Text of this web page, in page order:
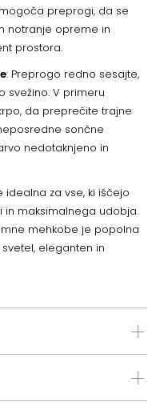
preprogi, da se
notranje opreme in
prostora.
: Preprogo redno sesajte,
svežino. V primeru
da preprečite trajne
sončne
nedotaknjeno in
idealna za vse, ki iščejo
maksimalnega udobja.
mehkobe je popolna
eleganten in